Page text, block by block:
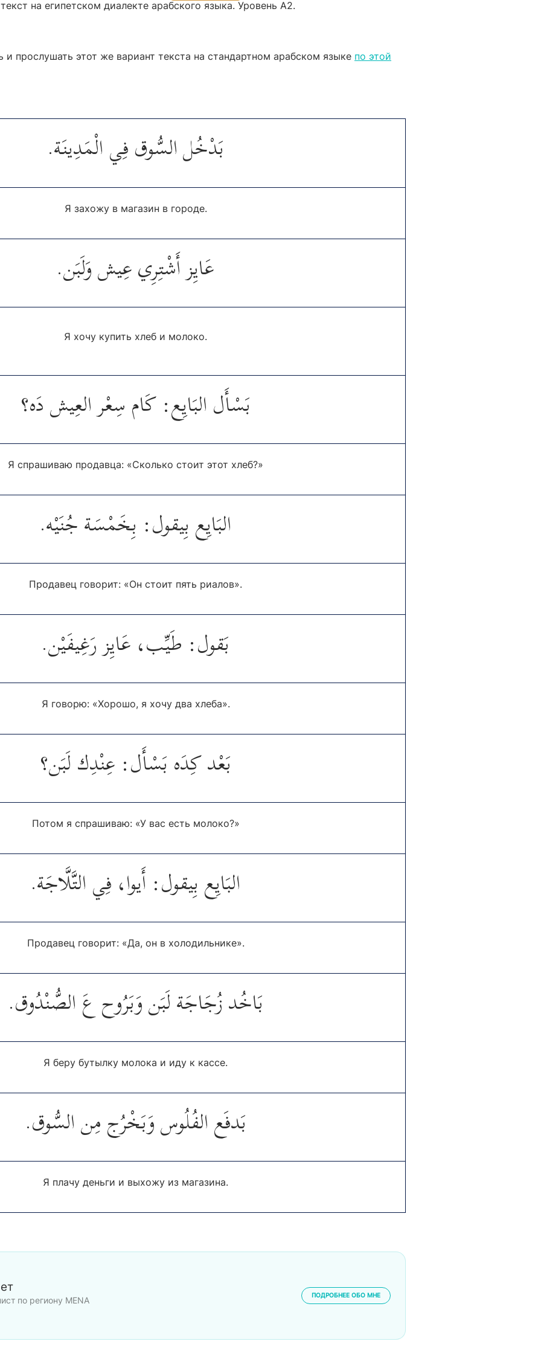
на египетском диалекте арабского языка. Уровень А2.
прослушать этот же вариант текста на стандартном арабском языке по этой
بَدْخُل السُّوق فِي الْمَدِينَة.
Я захожу в магазин в городе.
عَايِز أَشْتِرِي عِيش وَلَبَن.
Я хочу купить хлеб и молоко.
بَسْأَل البَايِع: كَام سِعْر العِيش دَه؟
Я спрашиваю продавца: «Сколько стоит этот хлеб?»
البَايِع بِيقول: بِخَمْسَة جُنَيْه.
Продавец говорит: «Он стоит пять риалов».
بَقول: طَيِّب، عَايِز رَغِيفَيْن.
Я говорю: «Хорошо, я хочу два хлеба».
بَعْد كِدَه بَسْأَل: عِنْدِك لَبَن؟
Потом я спрашиваю: «У вас есть молоко?»
البَايِع بِيقول: أَيوا، فِي التَّلَّاجَة.
Продавец говорит: «Да, он в холодильнике».
بَاخُد زُجَاجَة لَبَن وَبَرُوح عَ الصُّنْدُوق.
Я беру бутылку молока и иду к кассе.
بَدفَع الفُلُوس وَبَخْرُج مِن السُّوق.
Я плачу деньги и выхожу из магазина.
по региону MENA ПОДРОБНЕЕ ОБО МНЕ